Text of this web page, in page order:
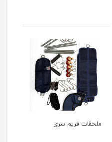
ملحقات فریم سری